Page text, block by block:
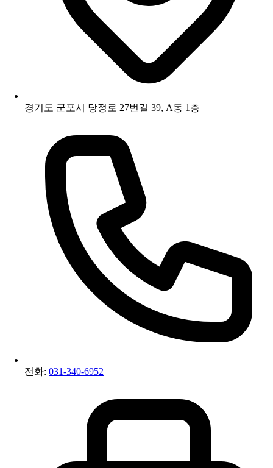
경기도 군포시 당정로 27번길 39, A동 1층
전화: 031-340-6952